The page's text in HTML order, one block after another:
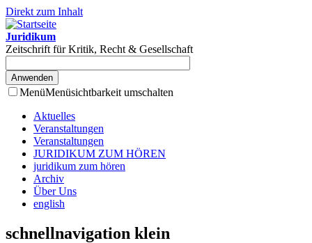
Direkt zum Inhalt
Juridikum
Zeitschrift für Kritik, Recht & Gesellschaft
MenüMenüsichtbarkeit umschalten
Aktuelles
Veranstaltungen
Veranstaltungen
JURIDIKUM ZUM HÖREN
juridikum zum hören
Archiv
Über Uns
english
schnellnavigation klein